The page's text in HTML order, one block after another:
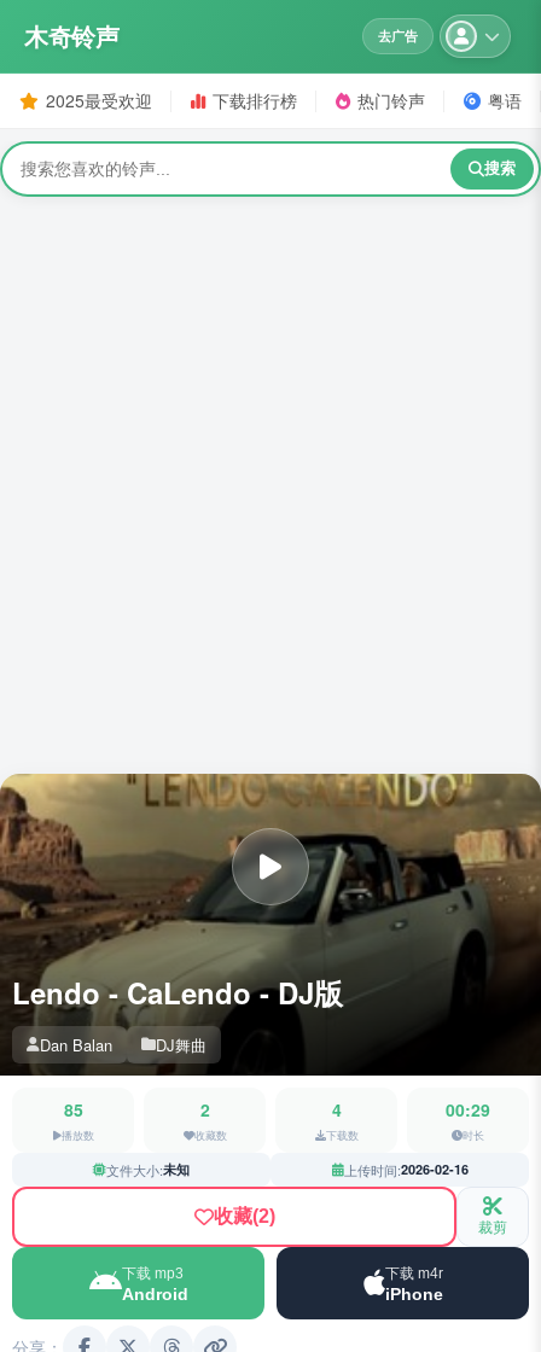
木奇铃声 去广告
2025最受欢迎 下载排行榜 热门铃声 粤语
搜索
Lendo - CaLendo - DJ版
Dan Balan DJ舞曲
85
播放数
2
收藏数
4
下载数
00:29
时长
文件大小:未知 上传时间:2026-02-16
收藏(2) 裁剪
下载 mp3
Android
下载 m4r
iPhone
分享：